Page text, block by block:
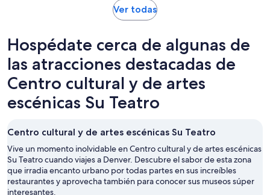
Ver todasSe
una
nueva
pestaña
Hospédate cerca de algunas de
las atracciones destacadas de
Centro cultural y de artes
escénicas Su Teatro
Centro cultural y de artes escénicas Su Teatro
Vive un momento inolvidable en Centro cultural y de artes escénicas
Su Teatro cuando viajes a Denver. Descubre el sabor de esta zona
que irradia encanto urbano por todas partes en sus increíbles
restaurantes y aprovecha también para conocer sus museos súper
interesantes.